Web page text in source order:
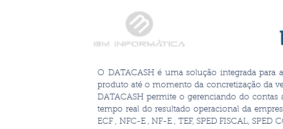
O DATACASH é uma solução integrada
produto até o momento da concretização da
DATACASH permite o gerenciando do
tempo real do resultado operacional da
ECF , NFC-E , NF-E , TEF, SPED FISCAL, SPED